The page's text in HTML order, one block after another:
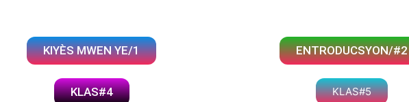
KIYÈS MWEN YE/1 ENTRODUCSYON/#2
KLAS#4 KLAS#5